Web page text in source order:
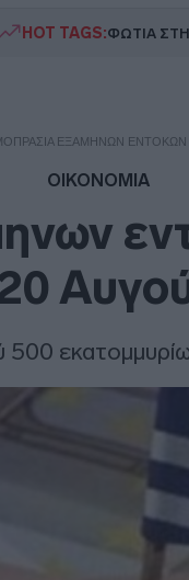
HOT TAGS:ΦΩΤΙΑ
ΕΞΆΜΗΝΩΝ ΕΝΤΌΚΩΝ
ΟΙΚΟΝΟΜΙΑ
500